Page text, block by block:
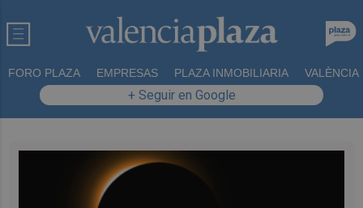
FORO PLAZA EMPRESAS PLAZA INMOBILIARIA VALÈNCIA
+ Seguir en Google